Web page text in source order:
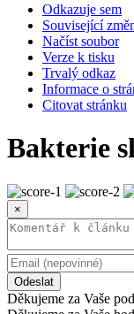
Odkazuje sem
Související
Načíst soubor
Verze k tisku
Trvalý odkaz
Informace o
Citovat stránku
Bakterie
×
Odeslat
Děkujeme za Vaše